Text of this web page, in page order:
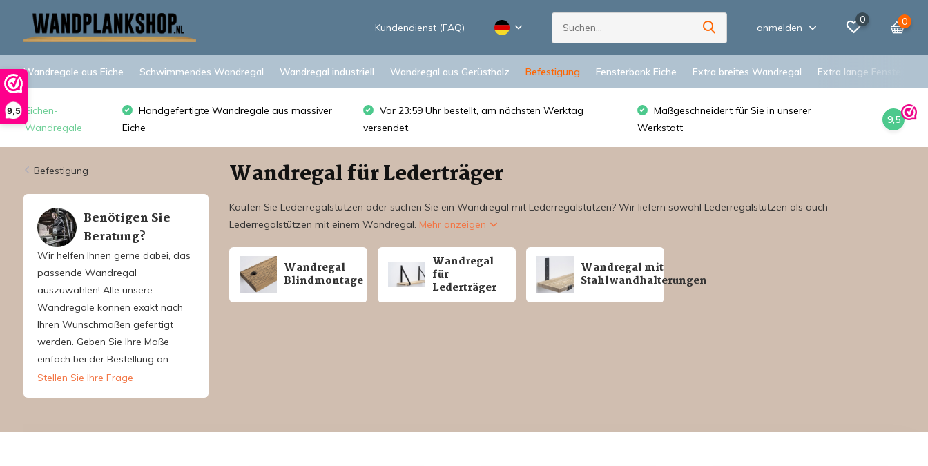
9,5
Kundendienst (FAQ) anmelden
0 0
Wandregale aus Eiche Schwimmendes Wandregal Wandregal industriell Wandregal aus Gerüstholz Befestigung Fensterbank Eiche Extra breites Wandregal Extra lange Fensterbank
Eichen-
Wandregale
Handgefertigte Wandregale aus massiver
Eiche
Vor 23:59 Uhr bestellt, am nächsten Werktag
versendet.
Maßgeschneidert für Sie in unserer
Werkstatt
9,5
Befestigung
Benötigen Sie
Beratung?
Wir helfen Ihnen gerne dabei, das
passende Wandregal
auszuwählen! Alle unsere
Wandregale können exakt nach
Ihren Wunschmaßen gefertigt
werden. Geben Sie Ihre Maße
einfach bei der Bestellung an.
Stellen Sie Ihre Frage
Wandregal für Lederträger
Kaufen Sie Lederregalstützen oder suchen Sie ein Wandregal mit Lederregalstützen? Wir liefern sowohl Lederregalstützen als auch
Lederregalstützen mit einem Wandregal. Mehr anzeigen
Wandregal
Blindmontage
Wandregal
für
Lederträger
Wandregal mit
Stahlwandhalterungen